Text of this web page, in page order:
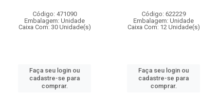
Código: 471090
Embalagem: Unidade
Caixa Com: 30 Unidade(s)
Faça seu login ou
cadastre-se para
comprar.
Código: 622229
Embalagem: Unidade
Caixa Com: 12 Unidade(s)
Faça seu login ou
cadastre-se para
comprar.